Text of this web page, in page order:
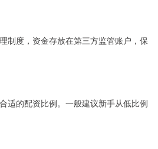
制度，资金存放在第三方监管账户，保
适的配资比例。一般建议新手从低比例